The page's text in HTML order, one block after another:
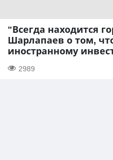
"Всегда находится
Шарлапаев о том,
иностранному
2989